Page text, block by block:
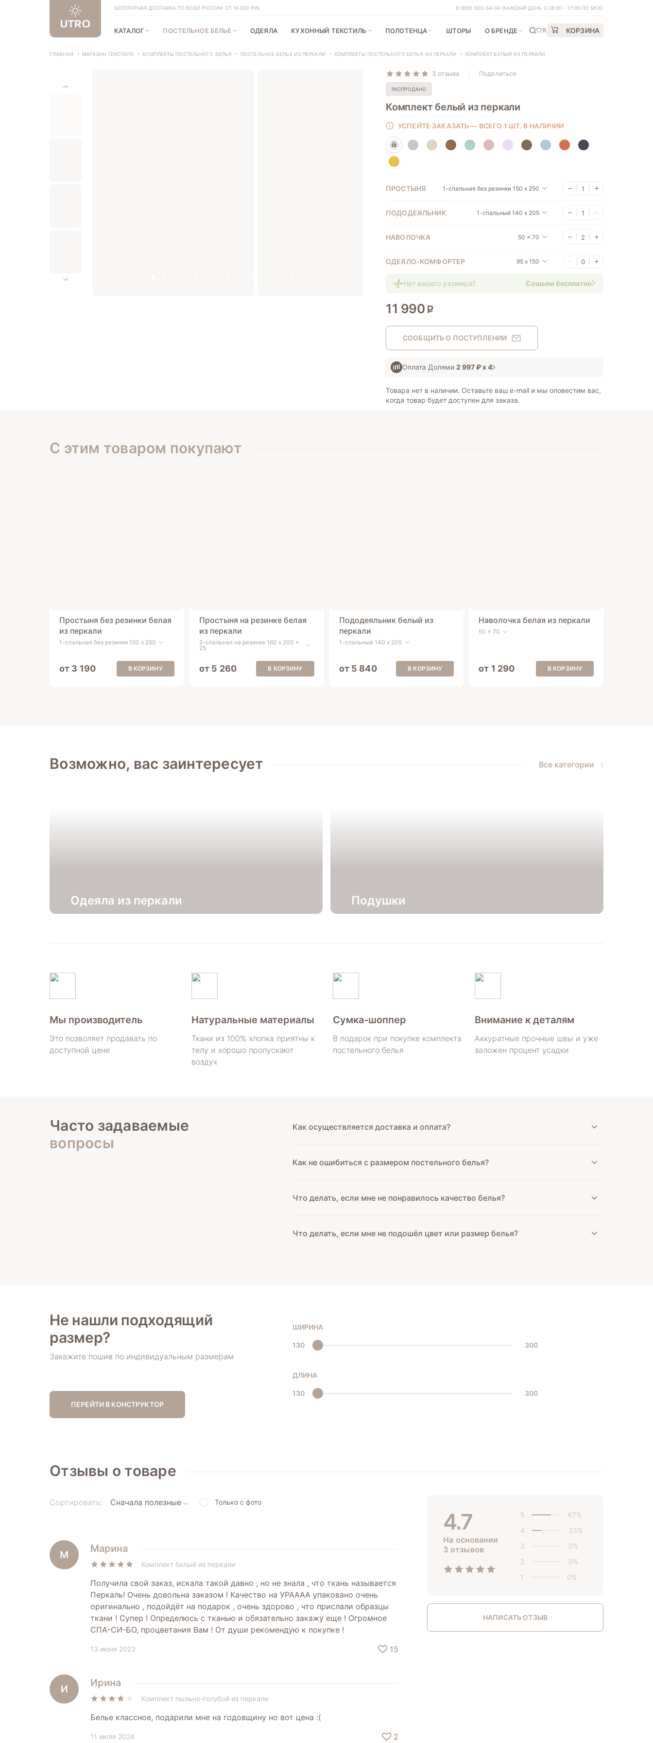
БЕСПЛАТНАЯ ДОСТАВКА ПО ВСЕЙ РОССИИ ОТ 16 000 РУБ 8 (800) 500-54-04 (КАЖДЫЙ ДЕНЬ С 08:00 - 17:00 ПО МСК)
КАТАЛОГ ПОСТЕЛЬНОЕ БЕЛЬЕ ОДЕЯЛА КУХОННЫЙ ТЕКСТИЛЬ ПОЛОТЕНЦА ШТОРЫ О БРЕНДЕ КОРЗИНА
ГЛАВНАЯ МАГАЗИН ТЕКСТИЛЯ КОМПЛЕКТЫ ПОСТЕЛЬНОГО БЕЛЬЯ ПОСТЕЛЬНОЕ БЕЛЬЕ ИЗ ПЕРКАЛИ КОМПЛЕКТЫ ПОСТЕЛЬНОГО БЕЛЬЯ ИЗ ПЕРКАЛИ КОМПЛЕКТ БЕЛЫЙ ИЗ ПЕРКАЛИ
3 отзыва Поделиться
РАСПРОДАНО
Комплект белый из перкали
УСПЕЙТЕ ЗАКАЗАТЬ — ВСЕГО 1 ШТ. В НАЛИЧИИ
ПРОСТЫНЯ 1-спальная без резинки 150 х 250
ПОДОДЕЯЛЬНИК 1-спальный 140 x 205
НАВОЛОЧКА 50 x 70
ОДЕЯЛО-КОМФОРТЕР 95 х 150
Нет вашего размера? Сошьем бесплатно
11 990
СООБЩИТЬ О ПОСТУПЛЕНИИ
Оплата Долями 2 997 ₽х 4
Товара нет в наличии. Оставьте ваш e-mail и мы оповестим вас,
когда товар будет доступен для заказа.
С этим товаром покупают
Простыня без резинки белая
из перкали
1-спальная без резинки 150 х 250
от 3 190 В КОРЗИНУ
Простыня на резинке белая
из перкали
2-спальная на резинке 160 x 200 x
25
от 5 260 В КОРЗИНУ
Пододеяльник белый из
перкали
1-спальный 140 x 205
от 5 840 В КОРЗИНУ
Наволочка белая из перкали
50 x 70
от 1 290 В КОРЗИНУ
Возможно, вас заинтересует Все категории
Одеяла из перкали Подушки
Мы производитель
Это позволяет продавать по
доступной цене
Натуральные материалы
Ткани из 100% хлопка приятны к
телу и хорошо пропускают
воздух
Сумка-шоппер
В подарок при покупке комплекта
постельного белья
Внимание к деталям
Аккуратные прочные швы и уже
заложен процент усадки
Часто задаваемые
вопросы
Как осуществляется доставка и оплата?
Как не ошибиться с размером постельного белья?
Что делать, если мне не понравилось качество белья?
Что делать, если мне не подошёл цвет или размер белья?
Не нашли подходящий
размер?
Закажите пошив по индивидуальным размерам
ПЕРЕЙТИ В КОНСТРУКТОР
ШИРИНА
130 300
ДЛИНА
130 300
Отзывы о товаре
Сортировать: Сначала полезные Только с фото
М
Марина
Комплект белый из перкали
Получила свой заказ, искала такой давно , но не знала , что ткань называется
Перкаль! Очень довольна заказом ! Качество на УРАААА упаковано очень
оригинально , подойдёт на подарок , очень здорово , что прислали образцы
ткани ! Супер ! Определюсь с тканью и обязательно закажу еще ! Огромное
СПА-СИ-БО, процветания Вам ! От души рекомендую к покупке !
13 июня 2023 15
И
Ирина
Комплект пыльно-голубой из перкали
Белье классное, подарили мне на годовщину но вот цена :(
11 июля 2024 2
4.7
На основании
3 отзывов
5
67%
4
33%
3
0%
2
0%
1
0%
НАПИСАТЬ ОТЗЫВ